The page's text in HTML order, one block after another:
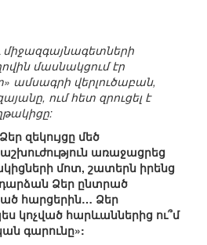
մասնակցում էր
ամսագրի վերլուծաբան,
ում հետ զրուցել է
զեկույցը մեծ
առաջացրեց
մոտ, շատերն իրենց
Ձեր ընտրած
հարցերին… Ձեր
կոչված հարևաններից ու՞մ
գարունը»: